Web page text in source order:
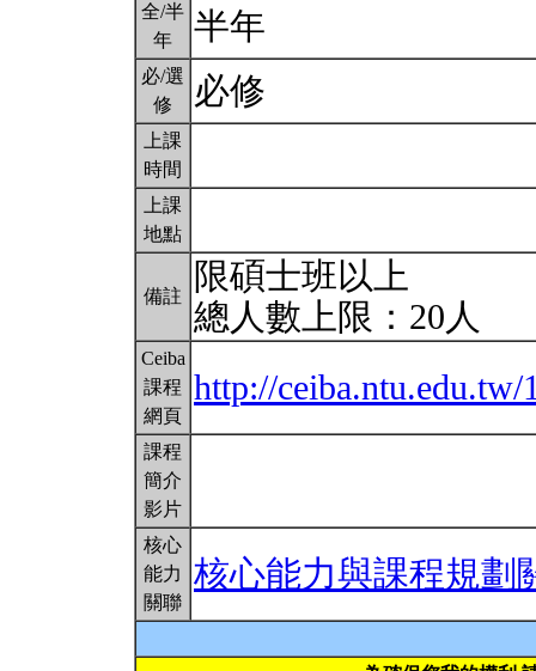
全/半
年
半年
必/選
修
必修
上課
時間
上課
地點
備註
限碩士班以上
總人數上限：20人
Ceiba
課程
網頁
http://
課程
簡介
影片
核心
能力
關聯
核心能力與課程規劃